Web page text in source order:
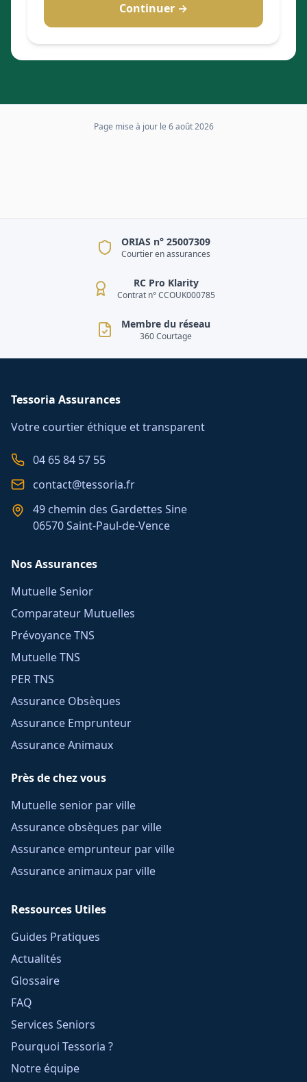
Continuer →
Page mise à jour le 6 août 2026
ORIAS n° 25007309
Courtier en assurances
RC Pro Klarity
Contrat n° CCOUK000785
Membre du réseau
360 Courtage
Tessoria Assurances
Votre courtier éthique et transparent
04 65 84 57 55
contact@tessoria.fr
49 chemin des Gardettes Sine
06570 Saint-Paul-de-Vence
Nos Assurances
Mutuelle Senior
Comparateur Mutuelles
Prévoyance TNS
Mutuelle TNS
PER TNS
Assurance Obsèques
Assurance Emprunteur
Assurance Animaux
Près de chez vous
Mutuelle senior par ville
Assurance obsèques par ville
Assurance emprunteur par ville
Assurance animaux par ville
Ressources Utiles
Guides Pratiques
Actualités
Glossaire
FAQ
Services Seniors
Pourquoi Tessoria ?
Notre équipe